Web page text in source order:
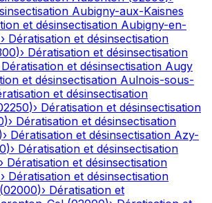
Aubigny-aux-Kaisnes
et désinsectisation Aubigny-en-
› Dératisation et désinsectisation
)› Dératisation et désinsectisation
Dératisation et désinsectisation Augy
et désinsectisation Aulnois-sous-
et désinsectisation
)› Dératisation et désinsectisation
)› Dératisation et désinsectisation
)› Dératisation et désinsectisation Azy-
)› Dératisation et désinsectisation
› Dératisation et désinsectisation
› Dératisation et désinsectisation
(02000)› Dératisation et